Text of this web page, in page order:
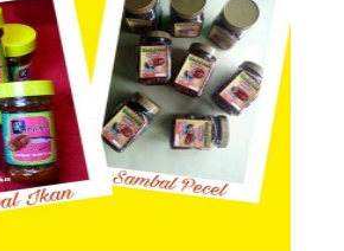
Sambal